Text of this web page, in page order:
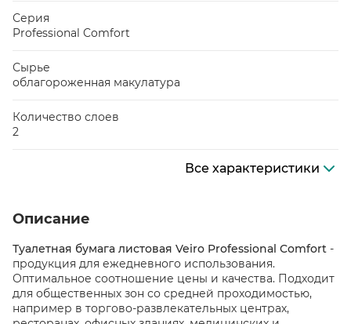
Серия
Professional Comfort
Сырье
облагороженная макулатура
Количество слоев
2
Все характеристики
Описание
Туалетная бумага листовая Veiro Professional Comfort -
продукция для ежедневного использования.
Оптимальное соотношение цены и качества. Подходит
для общественных зон со средней проходимостью,
например в торгово-развлекательных центрах,